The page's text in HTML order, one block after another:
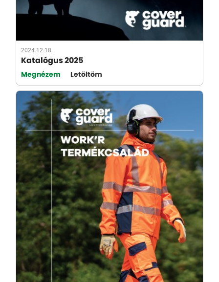
2024.12.18.
Katalógus 2025
Megnézem Letöltöm